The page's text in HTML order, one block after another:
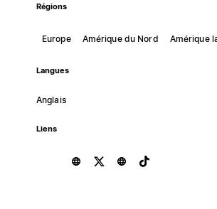
Régions
Europe Amérique du Nord Amérique
Langues
Anglais
Liens